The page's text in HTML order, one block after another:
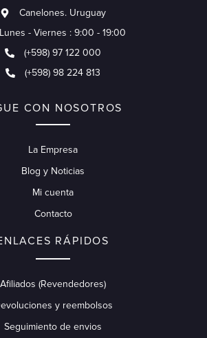
Canelones. Uruguay
Lunes - Viernes : 9:00 - 19:00
(+598) 97 122 000
(+598) 98 224 813
CON NOSOTROS
La Empresa
Blog y Noticias
Mi cuenta
Contacto
RÁPIDOS
Afiliados (Revendedores)
y reembolsos
Seguimiento de envios